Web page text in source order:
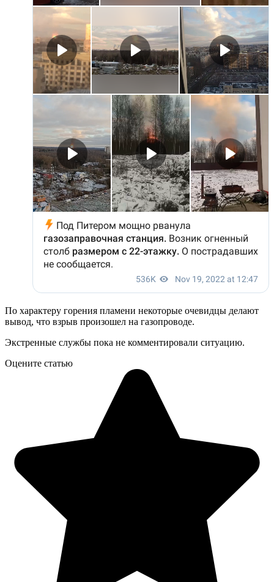
По характеру горения пламени некоторые очевидцы делают
вывод, что взрыв произошел на газопроводе.
Экстренные службы пока не комментировали ситуацию.
Оцените статью